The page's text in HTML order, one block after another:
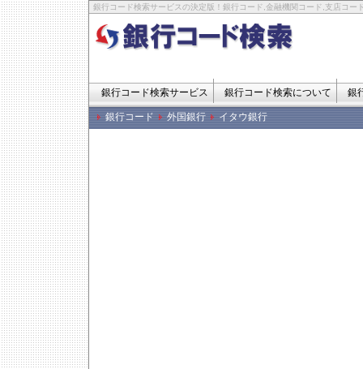
銀行コード検索サービスの決定版！銀行コード,金融機関コード,支店コー
銀行コード検索サービス 銀行コード検索について 銀
銀行コード 外国銀行 イタウ銀行